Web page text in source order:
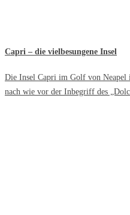
Capri – die vielbesungene Insel
Die Insel Capri im Golf von
nach wie vor der Inbegriff des